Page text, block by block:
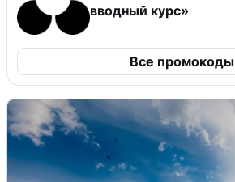
вводный курс»
Все промокоды